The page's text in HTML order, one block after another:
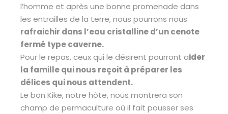
l’homme et après une bonne promenade dans
les entrailles de la terre, nous pourrons nous
rafraichir dans l’eau cristalline d’un cenote
fermé type caverne.
Pour le repas, ceux qui le désirent pourront aider
la famille qui nous reçoit à préparer les
délices qui nous attendent.
Le bon Kike, notre hôte, nous montrera son
champ de permaculture où il fait pousser ses